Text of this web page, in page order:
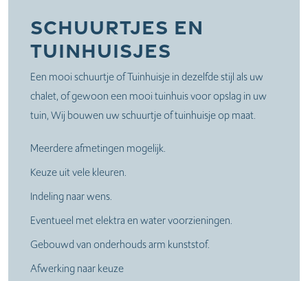
Schuurtjes en
Tuinhuisjes
Een mooi schuurtje of Tuinhuisje in dezelfde stijl als uw
chalet, of gewoon een mooi tuinhuis voor opslag in uw
tuin, Wij bouwen uw schuurtje of tuinhuisje op maat.
Meerdere afmetingen mogelijk.
Keuze uit vele kleuren.
Indeling naar wens.
Eventueel met elektra en water voorzieningen.
Gebouwd van onderhouds arm kunststof.
Afwerking naar keuze